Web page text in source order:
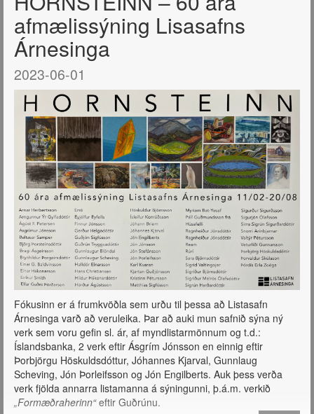
afmælissýning Lisasafns
Árnesinga
2023-06-01
Fókusinn er á frumkvöðla sem urðu til þessa að Listasafn
Árnesinga varð að veruleika. Þar að auki mun safnið sýna ný
verk sem voru gefin sl. ár, af myndlistarmönnum og t.d.:
Íslandsbanka, 2 verk eftir Ásgrím Jónsson en einnig eftir
Þorbjörgu Höskuldsdóttur, Jóhannes Kjarval, Gunnlaug
Scheving, Jón Þorleifsson og Jón Engilberts. Auk þess verða
verk fjölda annarra listamanna á sýningunni, þ.á.m. verkið
„Formæðraherinn“eftir Guðrúnu.